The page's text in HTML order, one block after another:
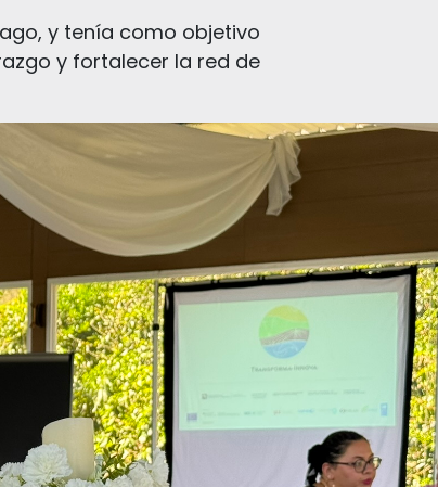
y tenía como objetivo
y fortalecer la red de